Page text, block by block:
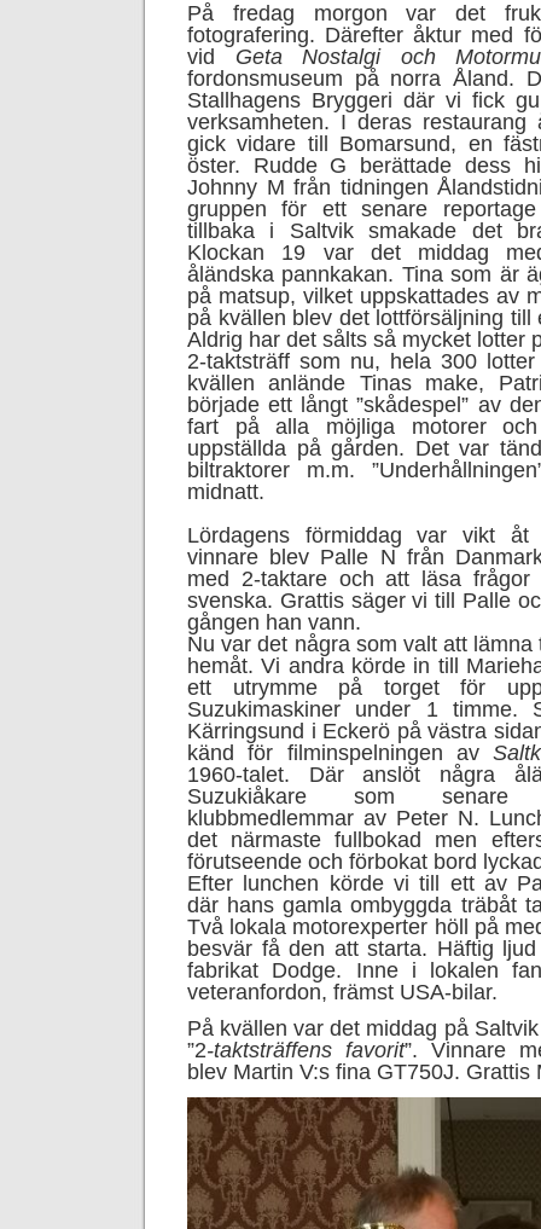
På fredag morgon var det
fotografering. Därefter åktur med
vid Geta Nostalgi och
fordonsmuseum på norra Åland.
Stallhagens Bryggeri där vi fick
verksamheten. I deras
gick vidare till Bomarsund, en
öster. Rudde G berättade dess
Johnny M från tidningen
gruppen för ett senare
tillbaka i Saltvik smakade det
Klockan 19 var det middag
åländska pannkakan. Tina som är
på matsup, vilket uppskattades av
på kvällen blev det lottförsäljning till
Aldrig har det sålts så mycket lotter
2-taktsträff som nu, hela 300
kvällen anlände Tinas make,
började ett långt ”skådespel” av
fart på alla möjliga motorer
uppställda på gården. Det var
biltraktorer m.m.
midnatt.
Lördagens förmiddag var vikt åt
vinnare blev Palle N från
med 2-taktare och att läsa
svenska. Grattis säger vi till Palle
gången han vann.
Nu var det några som valt att
hemåt. Vi andra körde in till
ett utrymme på torget för
Suzukimaskiner under 1 timme.
Kärringsund i Eckerö på västra
känd för filminspelningen av
1960-talet. Där anslöt några
Suzukiåkare som senare
klubbmedlemmar av Peter N.
det närmaste fullbokad men
förutseende och förbokat bord
Efter lunchen körde vi till ett av
där hans gamla ombyggda träbåt
Två lokala motorexperter höll på
besvär få den att starta. Häftig
fabrikat Dodge. Inne i lokalen
veteranfordon, främst USA-bilar.
På kvällen var det middag på
”2-taktsträffens favorit”. Vinnare
blev Martin V:s fina GT750J. Grattis